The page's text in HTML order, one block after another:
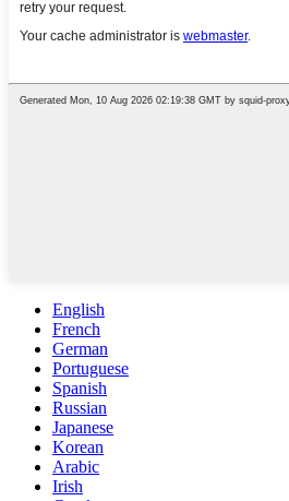
English
French
German
Portuguese
Spanish
Russian
Japanese
Korean
Arabic
Irish